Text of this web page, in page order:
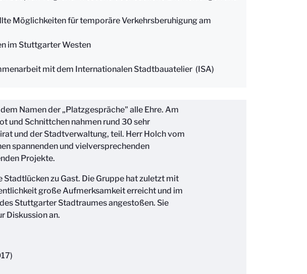
Möglichkeiten für temporäre Verkehrsberuhigung am
im Stuttgarter Westen
mit dem Internationalen Stadtbauatelier (ISA)
Namen der „Platzgespräche" alle Ehre. Am
und Schnittchen nahmen rund 30 sehr
und der Stadtverwaltung, teil. Herr Holch vom
spannenden und vielversprechenden
Projekte.
zu Gast. Die Gruppe hat zuletzt mit
große Aufmerksamkeit erreicht und im
Stuttgarter Stadtraumes angestoßen. Sie
Diskussion an.